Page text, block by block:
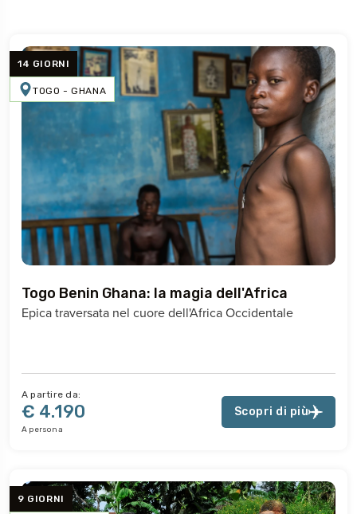
14 GIORNI
TOGO - GHANA
Togo Benin Ghana: la magia dell'Africa
Epica traversata nel cuore dell'Africa Occidentale
A partire da:
€ 4.190
A persona
Scopri di più
9 GIORNI